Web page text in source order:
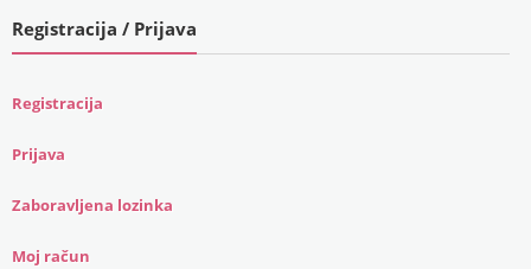
Registracija / Prijava
Registracija
Prijava
Zaboravljena lozinka
Moj račun